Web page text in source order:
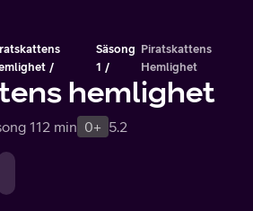
Säsong
1
Piratskattens
Hemlighet
hemlighet
112 min 0+ 5.2